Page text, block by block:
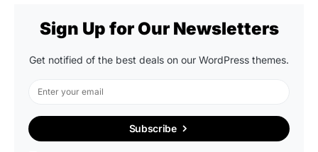
Sign Up for Our Newsletters
Get notified of the best deals on our WordPress themes.
Subscribe